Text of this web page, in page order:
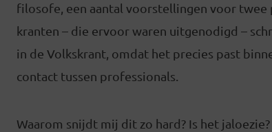
filosofe, een aantal voorstellingen voor twee
kranten – die ervoor waren uitgenodigd –
in de Volkskrant, omdat het precies past
contact tussen professionals.
Waarom snijdt mij dit zo hard? Is het